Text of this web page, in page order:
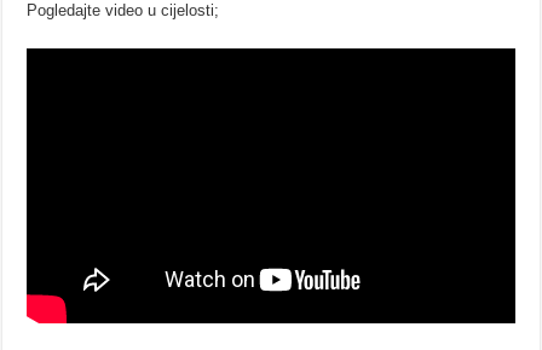
Pogledajte video u cijelosti;